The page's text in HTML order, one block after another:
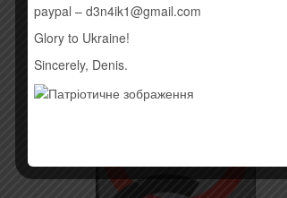
Похожие товары
Товар закінчився!
paypal – d3n4ik1@gmail.com
Glory to Ukraine!
Sincerely, Denis.